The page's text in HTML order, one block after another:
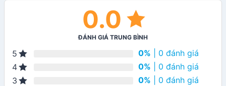
0.0
ĐÁNH GIÁ TRUNG BÌNH
5 0% | 0 đánh giá
4
0% | 0 đánh giá
3
0% | 0 đánh giá